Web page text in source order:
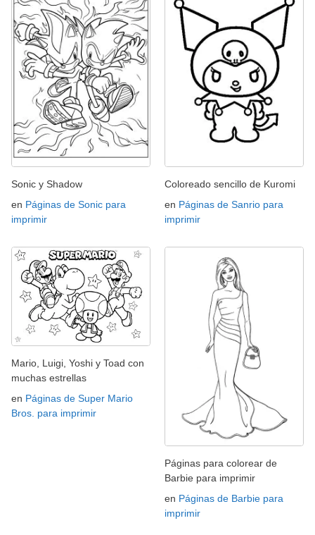
Sonic y Shadow
en Páginas de Sonic para
imprimir
Coloreado sencillo de Kuromi
en Páginas de Sanrio para
imprimir
Mario, Luigi, Yoshi y Toad con
muchas estrellas
en Páginas de Super Mario
Bros. para imprimir
Páginas para colorear de
Barbie para imprimir
en Páginas de Barbie para
imprimir